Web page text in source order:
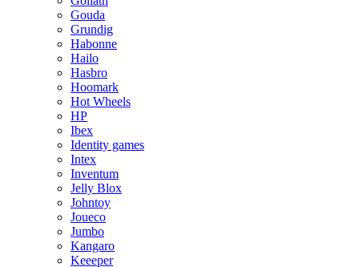
Gouda
Grundig
Habonne
Hailo
Hasbro
Hoomark
Hot Wheels
HP
Ibex
Identity games
Intex
Inventum
Jelly Blox
Johntoy
Joueco
Jumbo
Kangaro
Keeeper